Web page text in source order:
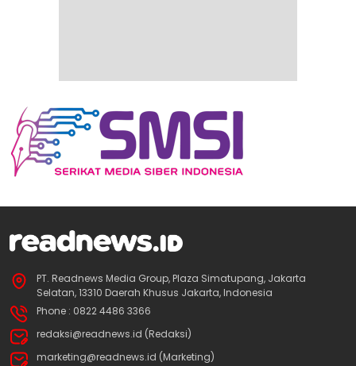
PT. Readnews Media Group, Plaza Simatupang, Jakarta
Selatan, 13310 Daerah Khusus Jakarta, Indonesia
Phone : 0822 4486 3366
redaksi@readnews.id (Redaksi)
marketing@readnews.id (Marketing)